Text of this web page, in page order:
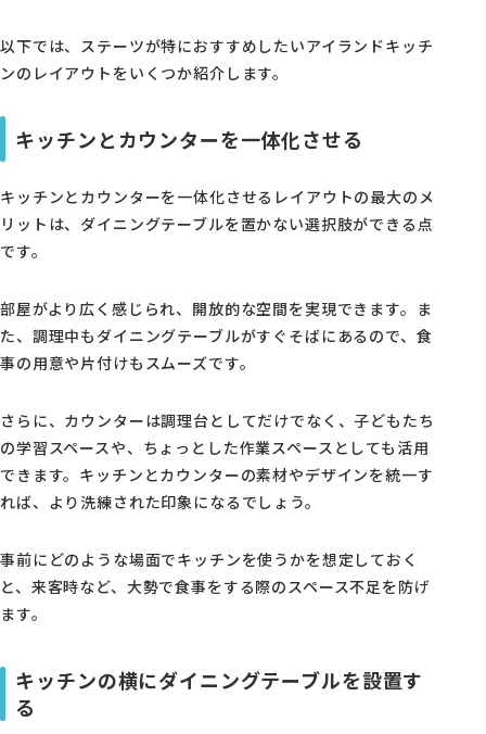
以下では、ステーツが特におすすめしたいアイランドキッチ
ンのレイアウトをいくつか紹介します。
キッチンとカウンターを一体化させる
キッチンとカウンターを一体化させるレイアウトの最大のメ
リットは、ダイニングテーブルを置かない選択肢ができる点
です。
部屋がより広く感じられ、開放的な空間を実現できます。ま
た、調理中もダイニングテーブルがすぐそばにあるので、食
事の用意や片付けもスムーズです。
さらに、カウンターは調理台としてだけでなく、子どもたち
の学習スペースや、ちょっとした作業スペースとしても活用
できます。キッチンとカウンターの素材やデザインを統一す
れば、より洗練された印象になるでしょう。
事前にどのような場面でキッチンを使うかを想定しておく
と、来客時など、大勢で食事をする際のスペース不足を防げ
ます。
キッチンの横にダイニングテーブルを設置す
る